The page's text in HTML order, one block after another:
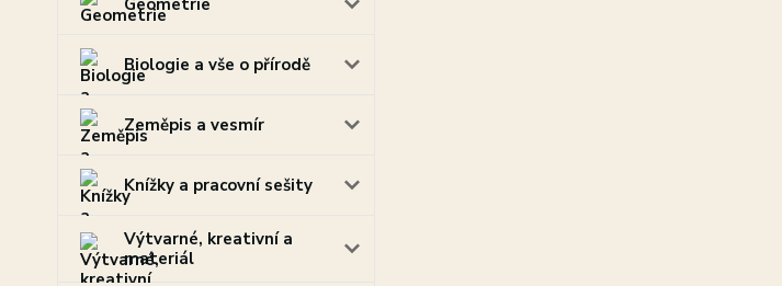
Geometrie
Biologie a vše o přírodě
Zeměpis a vesmír
Knížky a pracovní sešity
Výtvarné, kreativní a
materiál